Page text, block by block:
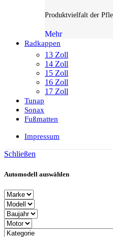
Produktvielfalt der
Mehr
Radkappen
13 Zoll
14 Zoll
15 Zoll
16 Zoll
17 Zoll
Tunap
Sonax
Fußmatten
Impressum
Schließen
Automodell auswählen